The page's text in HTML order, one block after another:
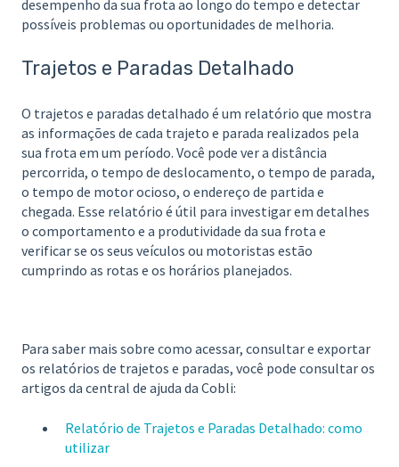
desempenho da sua frota ao longo do tempo e detectar
possíveis problemas ou oportunidades de melhoria.
Trajetos e Paradas Detalhado
O trajetos e paradas detalhado é um relatório que mostra
as informações de cada trajeto e parada realizados pela
sua frota em um período. Você pode ver a distância
percorrida, o tempo de deslocamento, o tempo de parada,
o tempo de motor ocioso, o endereço de partida e
chegada. Esse relatório é útil para investigar em detalhes
o comportamento e a produtividade da sua frota e
verificar se os seus veículos ou motoristas estão
cumprindo as rotas e os horários planejados.
Para saber mais sobre como acessar, consultar e exportar
os relatórios de trajetos e paradas, você pode consultar os
artigos da central de ajuda da Cobli:
Relatório de Trajetos e Paradas Detalhado: como
utilizar